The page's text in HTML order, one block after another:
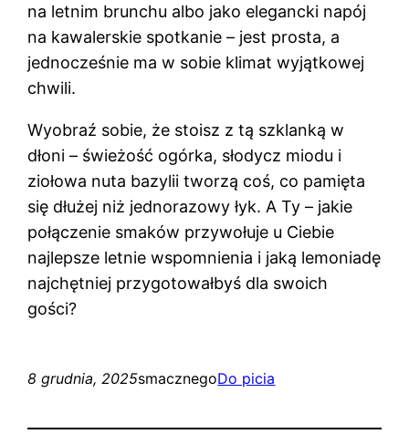
na letnim brunchu albo jako elegancki napój
na kawalerskie spotkanie – jest prosta, a
jednocześnie ma w sobie klimat wyjątkowej
chwili.
Wyobraź sobie, że stoisz z tą szklanką w
dłoni – świeżość ogórka, słodycz miodu i
ziołowa nuta bazylii tworzą coś, co pamięta
się dłużej niż jednorazowy łyk. A Ty – jakie
połączenie smaków przywołuje u Ciebie
najlepsze letnie wspomnienia i jaką lemoniadę
najchętniej przygotowałbyś dla swoich
gości?
8 grudnia, 2025smacznegoDo picia